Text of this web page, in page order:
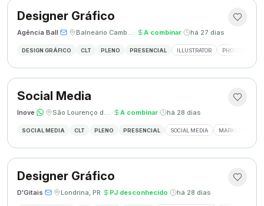
Designer Gráfico
Agência Ball· · Balneário Camboriú, SC · A combinar· há 27 dias
DESIGN GRÁFICO CLT PLENO PRESENCIAL ILLUSTRATOR PHOTOSHOP
Social Media
Inove· · São Lourenço do Oeste, SC · A combinar· há 28 dias
SOCIAL MEDIA CLT PLENO PRESENCIAL SOCIAL MEDIA MARKETING
Designer Gráfico
D'Gitais· · Londrina, PR· PJ desconhecido· há 28 dias